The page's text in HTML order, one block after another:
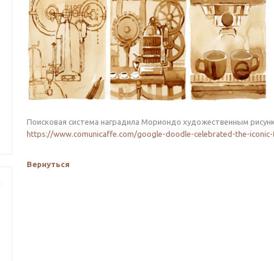
Поисковая система наградила Мориондо художественным
https://www.comunicaffe.com/google-doodle-celebrated-the-
Вернуться